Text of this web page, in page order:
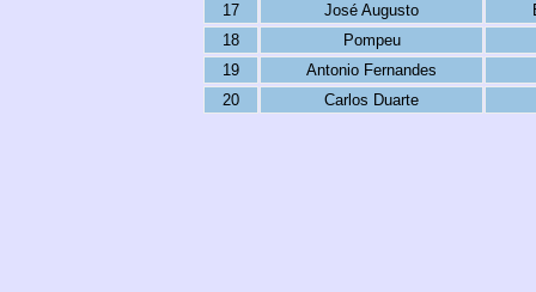
17
José Augusto
18
Pompeu
19
Antonio Fernandes
20
Carlos Duarte